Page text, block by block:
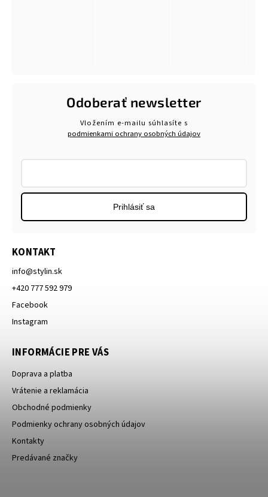
KONTAKT
info@stylin.sk
+420 777 592 979
Facebook
Instagram
INFORMÁCIE PRE VÁS
Doprava a platba
Vrátenie a reklamácia
Obchodné podmienky
Podmienky ochrany osobných údajov
Kontakty
Predávané značky
Odoberať newsletter
Vložením e-mailu súhlasíte s
podmienkami ochrany osobných údajov
Prihlásiť sa